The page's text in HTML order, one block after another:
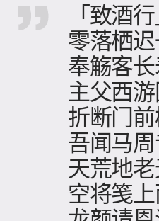
「致酒行
零落栖
奉觞客长
主父西
折断门前
吾闻马周
天荒地老
空将笺